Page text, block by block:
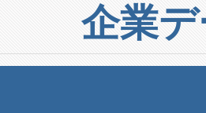
企業